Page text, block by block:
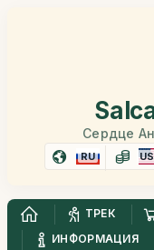
Сердце
RU
ТРЕК
ИНФОРМАЦИЯ